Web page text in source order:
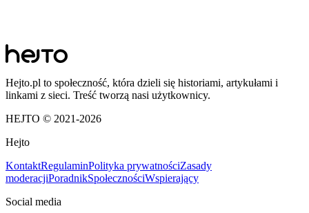
Hejto.pl to społeczność, która dzieli się historiami, artykułami i
linkami z sieci. Treść tworzą nasi użytkownicy.
HEJTO © 2021-2026
Hejto
KontaktRegulaminPolityka prywatnościZasady
moderacjiPoradnikSpołecznościWspierający
Social media